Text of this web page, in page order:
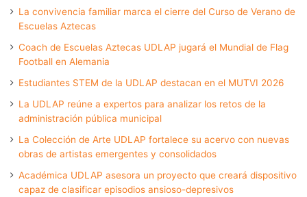
La convivencia familiar marca el cierre del Curso de Verano de
Escuelas Aztecas
Coach de Escuelas Aztecas UDLAP jugará el Mundial de Flag
Football en Alemania
Estudiantes STEM de la UDLAP destacan en el MUTVI 2026
La UDLAP reúne a expertos para analizar los retos de la
administración pública municipal
La Colección de Arte UDLAP fortalece su acervo con nuevas
obras de artistas emergentes y consolidados
Académica UDLAP asesora un proyecto que creará dispositivo
capaz de clasificar episodios ansioso-depresivos